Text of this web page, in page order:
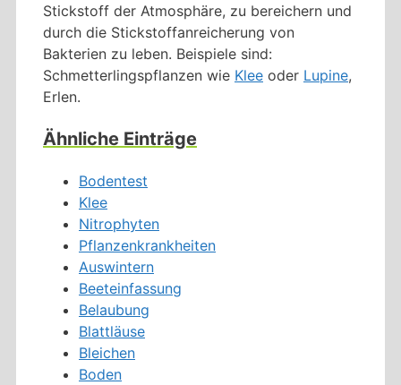
Stickstoff der Atmosphäre, zu bereichern und
durch die Stickstoffanreicherung von
Bakterien zu leben. Beispiele sind:
Schmetterlingspflanzen wie Klee oder Lupine,
Erlen.
Ähnliche Einträge
Bodentest
Klee
Nitrophyten
Pflanzenkrankheiten
Auswintern
Beeteinfassung
Belaubung
Blattläuse
Bleichen
Boden